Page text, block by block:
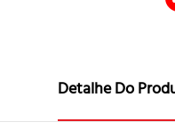
Detalhe Do